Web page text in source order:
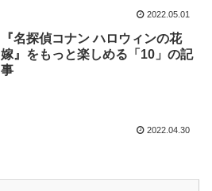
2022.05.01
『名探偵コナン ハロウィンの花
嫁』をもっと楽しめる「10」の記
事
2022.04.30